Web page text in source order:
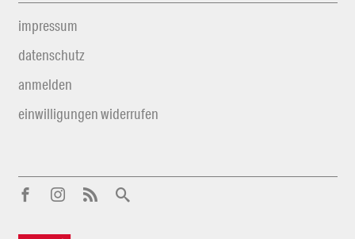
impressum
datenschutz
anmelden
einwilligungen widerrufen